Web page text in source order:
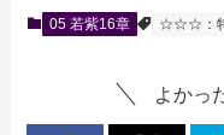
05 若紫16章 ☆☆☆：特
よかっ